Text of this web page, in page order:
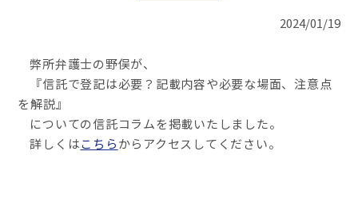
2024/01/19
弊所弁護士の野俣が、
『信託で登記は必要？記載内容や必要な場面、注意点
を解説』
についての信託コラムを掲載いたしました。
詳しくはこちらからアクセスしてください。